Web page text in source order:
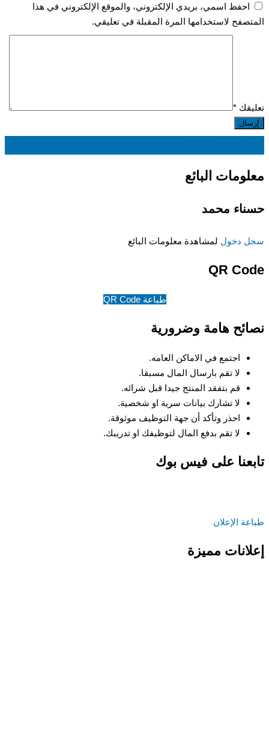
احفظ اسمي، بريدي الإلكتروني، والموقع الإلكتروني في هذا
المتصفح لاستخدامها المرة المقبلة في تعليقي.
تعليقك *
معلومات البائع
حسناء محمد
سجل دخول لمشاهدة معلومات البائع
QR Code
طباعة QR Code
نصائح هامة وضرورية
اجتمع في الاماكن العامه.
لا تقم بارسال المال مسبقا.
قم بتفقد المنتج جيدا قبل شرائه.
لا تشارك بيانات سرية او شخصية.
احذر وتأكد أن جهة التوظيف موثوقة.
لا تقم بدفع المال لتوظيفك او تدريبك.
تابعنا على فيس بوك
طباعة الإعلان
إعلانات مميزة